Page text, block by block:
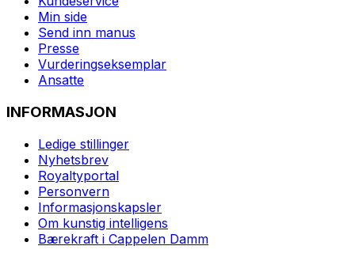
Min side
Send inn manus
Presse
Vurderingseksemplar
Ansatte
INFORMASJON
Ledige stillinger
Nyhetsbrev
Royaltyportal
Personvern
Informasjonskapsler
Om kunstig intelligens
Bærekraft i Cappelen Damm